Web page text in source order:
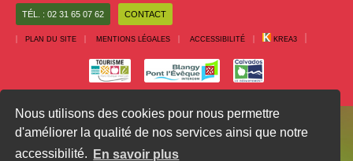
Nous utilisons des cookies pour nous permettre
d'améliorer la qualité de nos services ainsi que notre
accessibilité.
En savoir plus
TÉL. : 02 31 65 07 62 CONTACT
PLAN DU SITE MENTIONS LÉGALES ACCESSIBILITÉ KREA3